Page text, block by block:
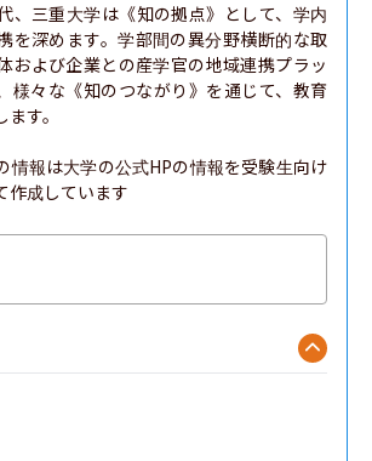
、三重大学は《知の拠点》として、学内
を深めます。学部間の異分野横断的な取
および企業との産学官の地域連携プラッ
様々な《知のつながり》を通じて、教育
す。
情報は大学の公式HPの情報を受験生向け
作成しています